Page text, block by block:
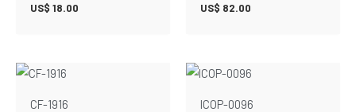
US$ 18.00 US$ 82.00
CF-1916 ICOP-0096